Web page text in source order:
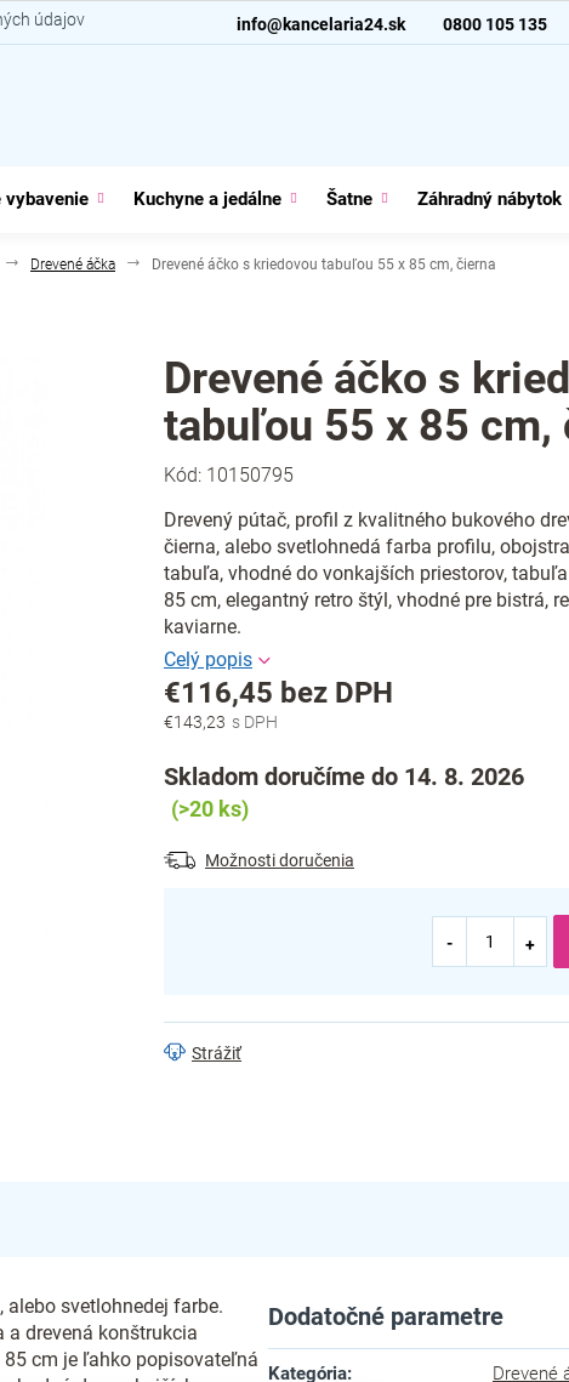
0800 105 135
info@kancelaria24.sk
údajov
vybavenie Kuchyne a jedálne Šatne Záhradný nábytok
Drevené áčka Drevené áčko s kriedovou tabuľou 55 x 85 cm, čierna
Drevené áčko s
tabuľou 55 x 85 cm,
Kód: 10150795
Drevený pútač, profil z kvalitného bukového
čierna, alebo svetlohnedá farba profilu,
tabuľa, vhodné do vonkajších priestorov,
85 cm, elegantný retro štýl, vhodné pre bistrá,
kaviarne.
€143,23
€116,45 bez DPH
Jednotková
Skladom doručíme do 14. 8. 2026
(>20 ks)
Možnosti doručenia
Strážiť
alebo svetlohnedej farbe.
a drevená konštrukcia
cm je ľahko popisovateľná
Dodatočné parametre
Kategória: Drevené